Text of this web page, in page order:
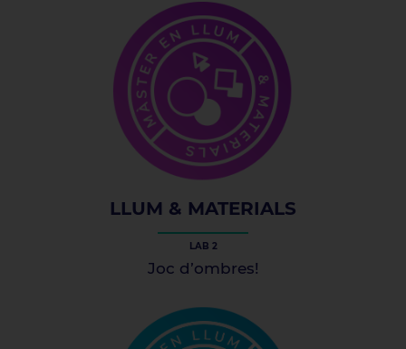
LLUM & MATERIALS
LAB 2
Joc d’ombres!